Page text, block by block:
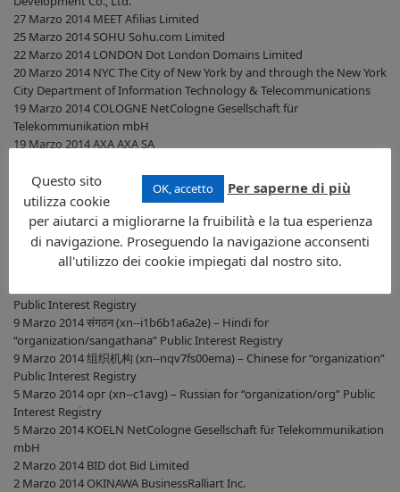
27 Marzo 2014 MEET Afilias Limited
25 Marzo 2014 SOHU Sohu.com Limited
22 Marzo 2014 LONDON Dot London Domains Limited
20 Marzo 2014 NYC The City of New York by and through the New York
City Department of Information Technology & Telecommunications
19 Marzo 2014 COLOGNE NetCologne Gesellschaft für
Telekommunikation mbH
19 Marzo 2014 AXA AXA SA
19 Marzo 2014 TRADE Elite Registry Limited
15 Marzo 2014 JETZT New TLD Company
12 Marzo 2014 世界 (xn--rhqv96g) – Chinese for “world/shijie” Stable
Tone Limited
11 Marzo 2014 DNP Dai Nippon Printing Co., Ltd.
11 Marzo 2014 INK Top Level Design, LLC
Public Interest Registry
9 Marzo 2014 संगठन (xn--i1b6b1a6a2e) – Hindi for
“organization/sangathana” Public Interest Registry
9 Marzo 2014 组织机构 (xn--nqv7fs00ema) – Chinese for “organization”
Public Interest Registry
5 Marzo 2014 орг (xn--c1avg) – Russian for “organization/org” Public
Interest Registry
5 Marzo 2014 KOELN NetCologne Gesellschaft für Telekommunikation
mbH
2 Marzo 2014 BID dot Bid Limited
2 Marzo 2014 OKINAWA BusinessRalliart Inc.
OK, accetto Per saperne di più
Questo sito
utilizza cookie
per aiutarci a migliorarne la fruibilità e la tua esperienza
di navigazione. Proseguendo la navigazione acconsenti
all'utilizzo dei cookie impiegati dal nostro sito.